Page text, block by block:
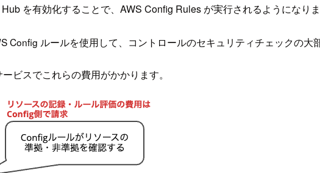
を有効化することで、AWS Config Rules が実行されるようになりま
Config ルールを使用して、コントロールのセキュリティチェックの大
ビスでこれらの費用がかかります。